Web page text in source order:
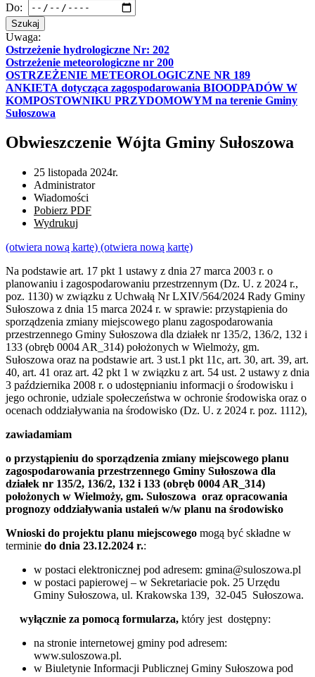
Do:
Szukaj
Uwaga:
Ostrzeżenie hydrologiczne Nr: 202
Ostrzeżenie meteorologiczne nr 200
OSTRZEŻENIE METEOROLOGICZNE NR 189
ANKIETA dotycząca zagospodarowania BIOODPADÓW W
KOMPOSTOWNIKU PRZYDOMOWYM na terenie Gminy
Sułoszowa
Obwieszczenie Wójta Gminy Sułoszowa
25 listopada 2024r.
Administrator
Wiadomości
Pobierz PDF
Wydrukuj
(otwiera nową kartę) (otwiera nową kartę)
Na podstawie art. 17 pkt 1 ustawy z dnia 27 marca 2003 r. o
planowaniu i zagospodarowaniu przestrzennym (Dz. U. z 2024 r.,
poz. 1130) w związku z Uchwałą Nr LXIV/564/2024 Rady Gminy
Sułoszowa z dnia 15 marca 2024 r. w sprawie: przystąpienia do
sporządzenia zmiany miejscowego planu zagospodarowania
przestrzennego Gminy Sułoszowa dla działek nr 135/2, 136/2, 132 i
133 (obręb 0004 AR_314) położonych w Wielmoży, gm.
Sułoszowa oraz na podstawie art. 3 ust.1 pkt 11c, art. 30, art. 39, art.
40, art. 41 oraz art. 42 pkt 1 w związku z art. 54 ust. 2 ustawy z dnia
3 października 2008 r. o udostępnianiu informacji o środowisku i
jego ochronie, udziale społeczeństwa w ochronie środowiska oraz o
ocenach oddziaływania na środowisko (Dz. U. z 2024 r. poz. 1112),
zawiadamiam
o przystąpieniu do sporządzenia zmiany miejscowego planu
zagospodarowania przestrzennego Gminy Sułoszowa dla
działek nr 135/2, 136/2, 132 i 133 (obręb 0004 AR_314)
położonych w Wielmoży, gm. Sułoszowa oraz opracowania
prognozy oddziaływania ustaleń w/w planu na środowisko
Wnioski do projektu planu miejscowego mogą być składne w
terminie do dnia 23.12.2024 r.:
w postaci elektronicznej pod adresem: gmina@suloszowa.pl
w postaci papierowej – w Sekretariacie pok. 25 Urzędu
Gminy Sułoszowa, ul. Krakowska 139, 32-045 Sułoszowa.
wyłącznie za pomocą formularza, który jest dostępny:
na stronie internetowej gminy pod adresem:
www.suloszowa.pl.
w Biuletynie Informacji Publicznej Gminy Sułoszowa pod